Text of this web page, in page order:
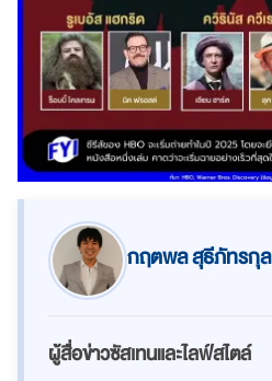
กฤตพล สุธีภัทรกุล
ผู้สื่อข่าวซัสเทนและไลฟ์สไตล์